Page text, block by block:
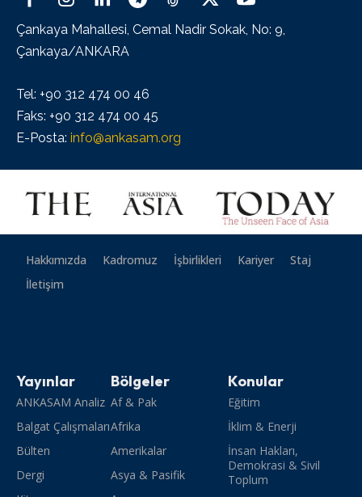
Çankaya Mahallesi, Cemal Nadir Sokak, No: 9,
Çankaya/ANKARA
Tel: +90 312 474 00 46
Faks: +90 312 474 00 45
E-Posta: info@ankasam.org
Hakkımızda Kadromuz İşbirlikleri Kariyer
Staj
İletişim
Yayınlar
ANKASAM Analiz
Balgat Çalışmaları
Bülten
Dergi
Bölgeler
Af & Pak
Afrika
Amerikalar
Asya & Pasifik
Konular
Eğitim
İklim & Enerji
İnsan Hakları,
Demokrasi & Sivil
Toplum